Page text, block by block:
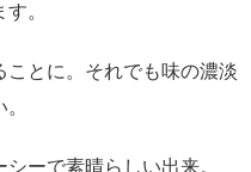
。
とに。それでも味の濃淡
ーで素晴らしい出来。